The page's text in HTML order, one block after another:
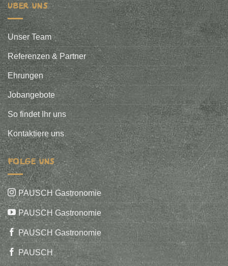
ÜBER UNS
Unser Team
Referenzen & Partner
Ehrungen
Jobangebote
So findet Ihr uns
Kontaktiere uns
FOLGE UNS
PAUSCH Gastronomie
PAUSCH Gastronomie
PAUSCH Gastronomie
PAUSCH